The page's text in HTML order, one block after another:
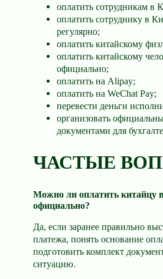
оплатить сотрудникам в
оплатить сотруднику в
регулярно;
оплатить китайскому
оплатить китайскому
официально;
оплатить на Alipay;
оплатить на WeChat Pay;
перевести деньги
организовать
документами для
ЧАСТЫЕ
Можно ли оплатить китайцу
официально?
Да, если заранее правильно
платежа, понять основание
подготовить комплект
ситуацию.